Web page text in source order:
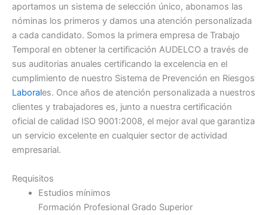
aportamos un sistema de selección único, abonamos las
nóminas los primeros y damos una atención personalizada
a cada candidato. Somos la primera empresa de Trabajo
Temporal en obtener la certificación AUDELCO a través de
sus auditorias anuales certificando la excelencia en el
cumplimiento de nuestro Sistema de Prevención en Riesgos
Laborales. Once años de atención personalizada a nuestros
clientes y trabajadores es, junto a nuestra certificación
oficial de calidad ISO 9001:2008, el mejor aval que garantiza
un servicio excelente en cualquier sector de actividad
empresarial.
Requisitos
Estudios mínimos
Formación Profesional Grado Superior